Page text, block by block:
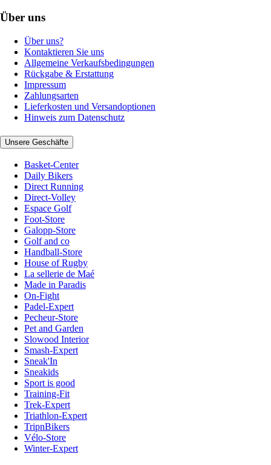
Über uns
Über uns?
Kontaktieren Sie uns
Allgemeine Verkaufsbedingungen
Rückgabe & Erstattung
Impressum
Zahlungsarten
Lieferkosten und Versandoptionen
Hinweis zum Datenschutz
Unsere Geschäfte
Basket-Center
Daily Bikers
Direct Running
Direct-Volley
Espace Golf
Foot-Store
Galopp-Store
Golf and co
Handball-Store
House of Rugby
La sellerie de Maé
Made in Paradis
On-Fight
Padel-Expert
Pecheur-Store
Pet and Garden
Slowood Interior
Smash-Expert
Sneak'In
Sneakids
Sport is good
Training-Fit
Trek-Expert
Triathlon-Expert
TripnBikers
Vélo-Store
Winter-Expert